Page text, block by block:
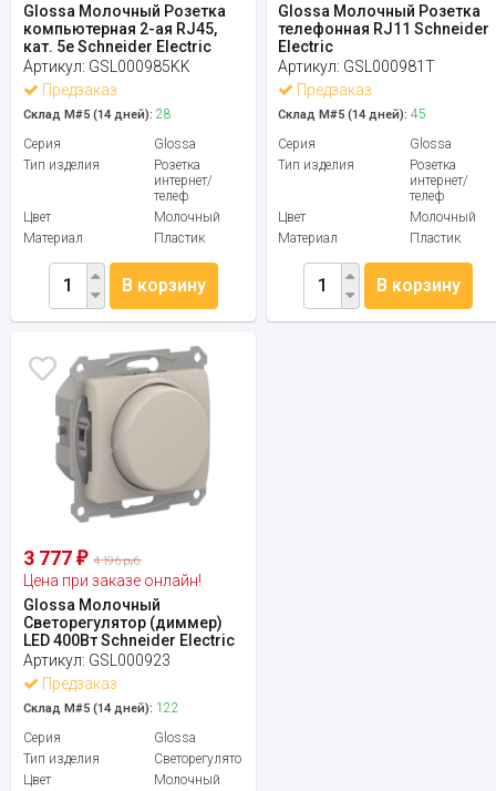
Glossa Молочный Розетка
компьютерная 2-ая RJ45,
кат. 5e Schneider Electric
Артикул: GSL000985KK
Предзаказ
Склад М#5 (14 дней): 28
Серия
Glossa
Тип изделия
Розетка
интернет/
телеф
Цвет
Молочный
Материал
Пластик
В корзину
Glossa Молочный Розетка
телефонная RJ11 Schneider
Electric
Артикул: GSL000981T
Предзаказ
Склад М#5 (14 дней): 45
Серия
Glossa
Тип изделия
Розетка
интернет/
телеф
Цвет
Молочный
Материал
Пластик
В корзину
3 777 ₽ 4 196 руб.
Цена при заказе онлайн!
Glossa Молочный
Светорегулятор (диммер)
LED 400Вт Schneider Electric
Артикул: GSL000923
Предзаказ
Склад М#5 (14 дней): 122
Серия
Glossa
Тип изделия
Светорегулятор
Цвет
Молочный